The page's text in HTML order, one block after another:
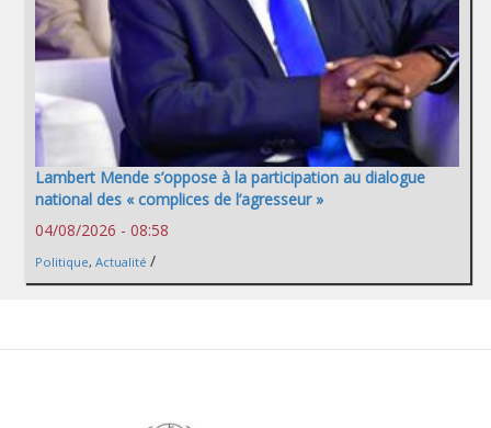
Lambert Mende s’oppose à la participation au dialogue
national des « complices de l’agresseur »
04/08/2026 - 08:58
Politique, Actualité /